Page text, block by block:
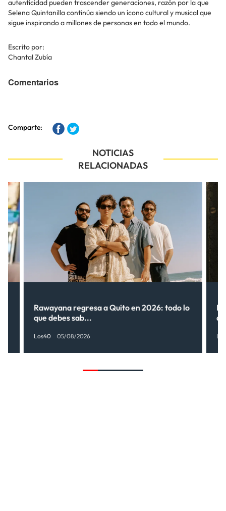
autenticidad pueden trascender generaciones, razón por la que
Selena Quintanilla continúa siendo un ícono cultural y musical que
sigue inspirando a millones de personas en todo el mundo.
Escrito por:
Chantal Zubía
Comentarios
Comparte:
NOTICIAS
RELACIONADAS
Rawayana regresa a Quito en 2026: todo lo
que debes sab...
Los40 05/08/2026